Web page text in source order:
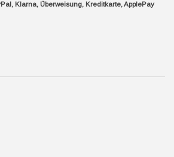
Klarna, Überweisung, Kreditkarte, ApplePay